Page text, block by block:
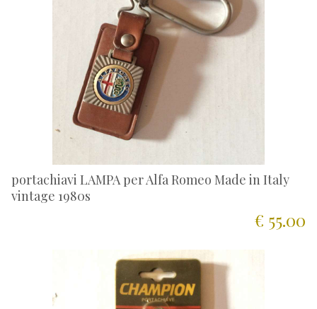
portachiavi LAMPA per Alfa Romeo Made in Italy
vintage 1980s
€ 55.00